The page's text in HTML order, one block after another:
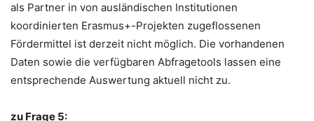
als Partner in von ausländischen Institutionen
koordinierten Erasmus+-Projekten zugeflossenen
Fördermittel ist derzeit nicht möglich. Die vorhandenen
Daten sowie die verfügbaren Abfragetools lassen eine
entsprechende Auswertung aktuell nicht zu.
zu Frage 5: